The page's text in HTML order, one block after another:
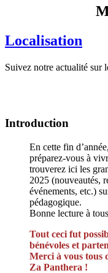
Localisation
Suivez notre actualité sur
Introduction
En cette fin
préparez-vous à
trouverez ici les
2025 (nouveautés,
événements, etc.)
pédagogique.
Bonne lecture à
Tout ceci fut
bénévoles et
Merci à vous tous
Za Panthera !